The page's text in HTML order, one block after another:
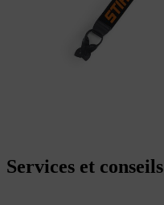
Services et conseils